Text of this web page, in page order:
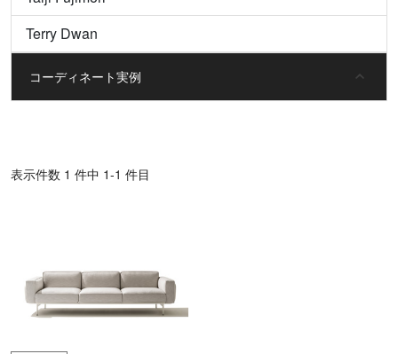
Terry Dwan
コーディネート実例
表⽰件数 1 件中 1-1 件目